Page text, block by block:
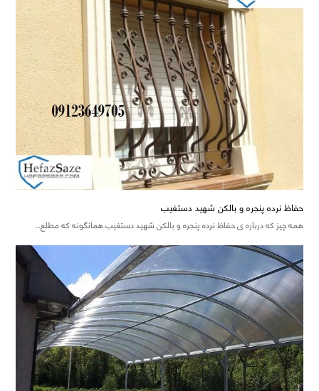
حفاظ نرده پنجره و بالکن شهید دستغیب
همه چیز که درباره ی حفاظ نرده پنجره و بالکن شهید دستغیب همانگونه که مطلع…